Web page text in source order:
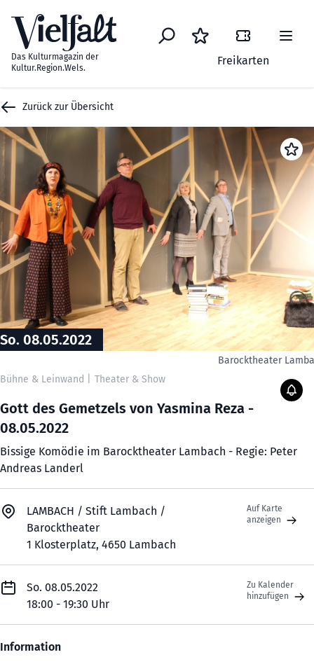
Das Kulturmagazin der
Kultur.Region.Wels.
Freikarten
Zurück zur Übersicht
So. 08.05.2022
Barocktheater
Bühne & Leinwand
Theater & Show
Gott des Gemetzels von Yasmina Reza -
08.05.2022
Bissige Komödie im Barocktheater Lambach - Regie: Peter
Andreas Landerl
LAMBACH / Stift Lambach /
Barocktheater
1 Klosterplatz, 4650 Lambach
Auf Karte
anzeigen
So. 08.05.2022
18:00 - 19:30 Uhr
Zu Kalender
hinzufügen
Information